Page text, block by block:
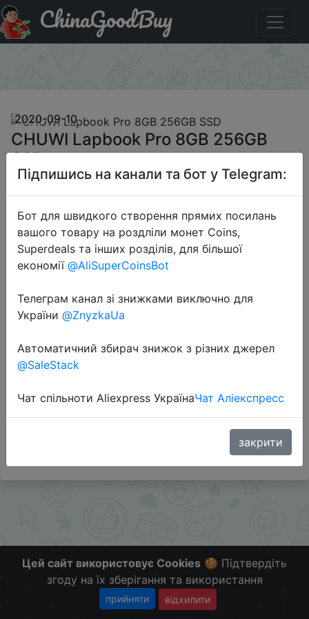
Промокод на знижку BGCWLBP14 CHUWI Lapbook Pro
8GB 256GB SSD
ChinaGoodBuy
2020-09-10
CHUWI Lapbook Pro 8GB 256GB
SSD
$299.99
Промокод:"BGCWLBP14"
Слідкуйте за знижками на мобільному, в телеграм
Цей сайт використовує Cookies 🍪 Підтвердіть
згоду на їх зберігання та використання
прийняти відхилити
Підпишись на канали та бот у Telegram:
Бот для швидкого створення прямих посилань
вашого товару на роздліли монет Coins,
Superdeals та інших розділів, для більшої
економії @AliSuperCoinsBot
Телеграм канал зі знижками виключно для
України @ZnyzkaUa
Автоматичний збирач знижок з різних джерел
@SaleStack
Чат спільноти Aliexpress УкраїнаЧат Аліекспресс
закрити